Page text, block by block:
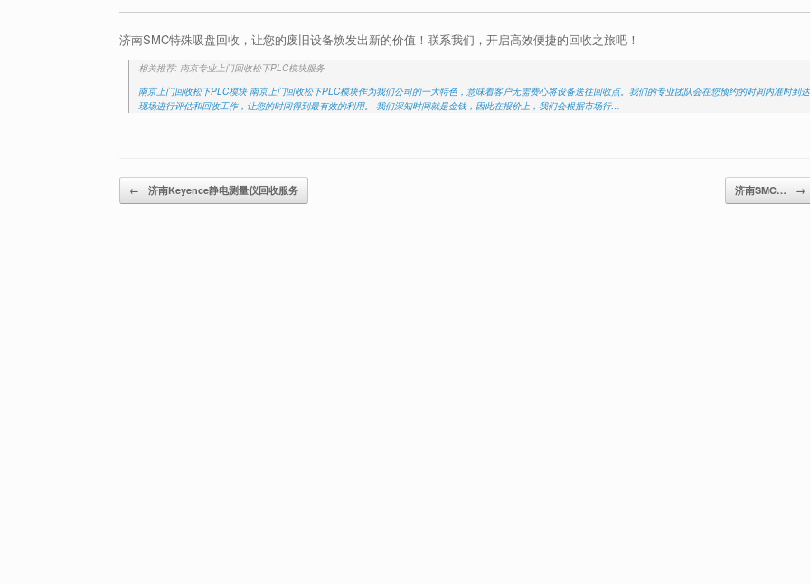
济南SMC特殊吸盘回收，让您的废旧设备焕发出新的价值！联系我们，开启高效便捷的回收之旅吧！
相关推荐: 南京专业上门回收松下PLC模块服务
南京上门回收松下PLC模块 南京上门回收松下PLC模块作为我们公司的一大特色，意味着客户无需费心将设备送往回收点。我们的专业团队会在您预约的时间内准时到达
现场进行评估和回收工作，让您的时间得到最有效的利用。 我们深知时间就是金钱，因此在报价上，我们会根据市场行…
Post navigation
← 济南Keyence静电测量仪回收服务 济南SMC… →